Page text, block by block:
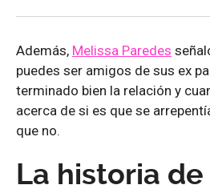
Además, Melissa Paredes
puedes ser amigos de sus ex
terminado bien la relación y
acerca de si es que se
que no.
La historia